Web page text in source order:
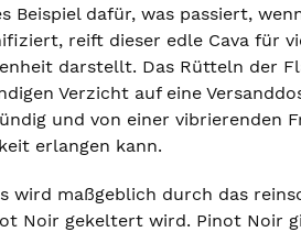
Beispiel dafür, was passiert,
reift dieser edle Cava für
darstellt. Das Rütteln der
Verzicht auf eine
und von einer vibrierenden
erlangen kann.
wird maßgeblich durch das
Noir gekeltert wird. Pinot Noir